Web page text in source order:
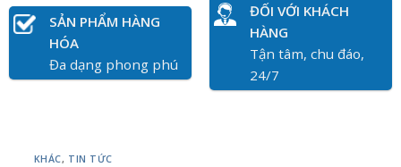
SẢN PHẨM HÀNG
HÓA
Đa dạng phong phú
ĐỐI VỚI KHÁCH
HÀNG
Tận tâm, chu đáo,
24/7
KHÁC, TIN TỨC